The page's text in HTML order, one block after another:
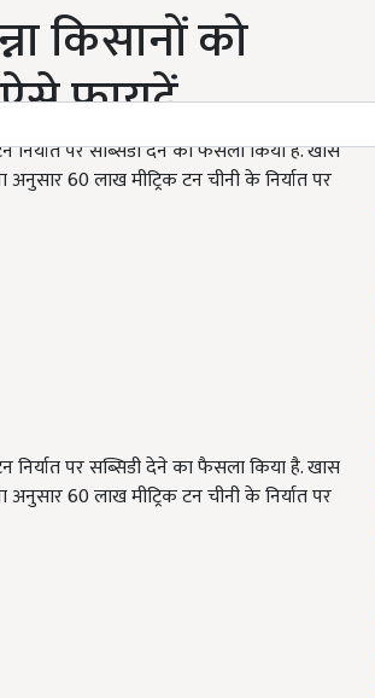
किसानों को
ऐसे फायदें..
निर्यात पर सब्सिडी देने का फैसला किया है. खास
60 लाख मीट्रिक टन चीनी के निर्यात पर
निर्यात पर सब्सिडी देने का फैसला किया है. खास
60 लाख मीट्रिक टन चीनी के निर्यात पर